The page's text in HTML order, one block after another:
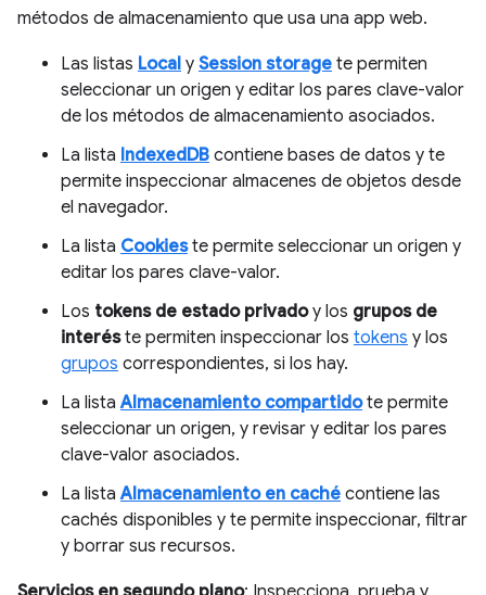
métodos de almacenamiento que usa una app web.
Las listas Local y Session storage te permiten
seleccionar un origen y editar los pares clave-valor
de los métodos de almacenamiento asociados.
La lista IndexedDB contiene bases de datos y te
permite inspeccionar almacenes de objetos desde
el navegador.
La lista Cookieste permite seleccionar un origen y
editar los pares clave-valor.
Los tokens de estado privadoy los grupos de
interéste permiten inspeccionar los tokens y los
grupos correspondientes, si los hay.
La listaAlmacenamiento compartidote permite
seleccionar un origen, y revisar y editar los pares
clave-valor asociados.
La listaAlmacenamiento en caché contiene las
cachés disponibles y te permite inspeccionar, filtrar
y borrar sus recursos.